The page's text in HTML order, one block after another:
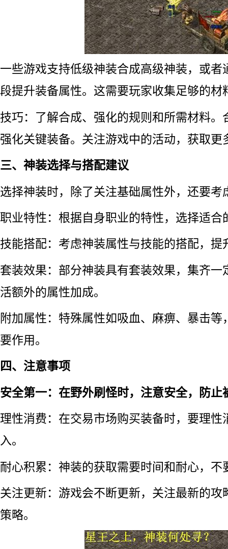
一些游戏支持低级神装合成高级神装，或者
段提升装备属性。这需要玩家收集足够的材
技巧：了解合成、强化的规则和所需材料。
强化关键装备。关注游戏中的活动，获取更
三、神装选择与搭配建议
选择神装时，除了关注基础属性外，还要考
职业特性：根据自身职业的特性，选择适合
技能搭配：考虑神装属性与技能的搭配，提
套装效果：部分神装具有套装效果，集齐一
活额外的属性加成。
附加属性：特殊属性如吸血、麻痹、暴击等
要作用。
四、注意事项
安全第一：在野外刷怪时，注意安全，防止
理性消费：在交易市场购买装备时，要理性
入。
耐心积累：神装的获取需要时间和耐心，不
关注更新：游戏会不断更新，关注最新的攻
策略。